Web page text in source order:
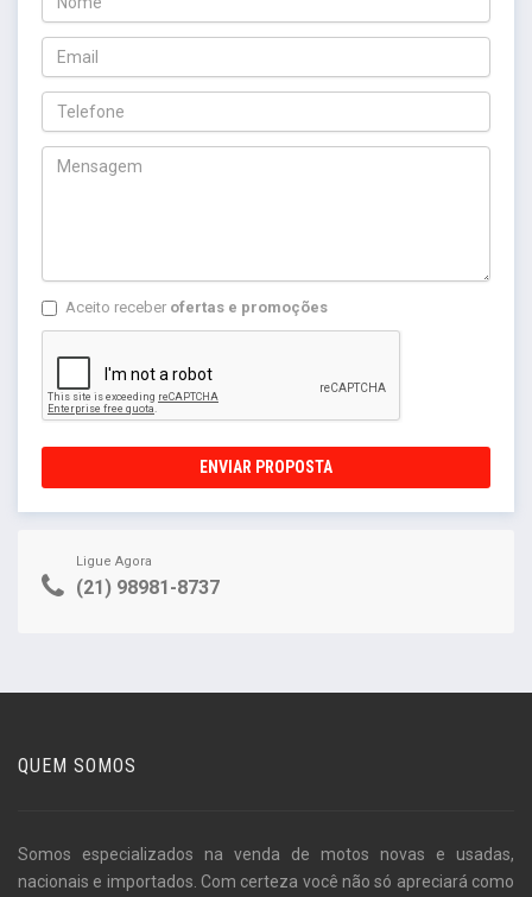
Aceito receber ofertas e promoções
ENVIAR PROPOSTA
Ligue Agora
(21) 98981-8737
QUEM SOMOS
Somos especializados na venda de motos novas e usadas,
nacionais e importados. Com certeza você não só apreciará como